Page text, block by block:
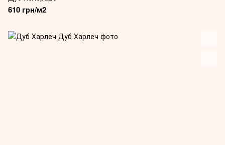
610 грн/м2